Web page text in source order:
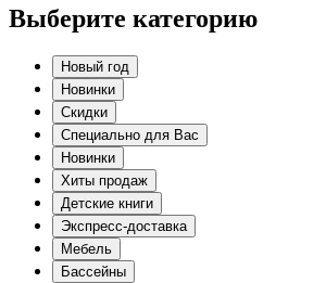
Выберите категорию
Новый год
Новинки
Скидки
Специально для Вас
Новинки
Хиты продаж
Детские книги
Экспресс-доставка
Мебель
Бассейны